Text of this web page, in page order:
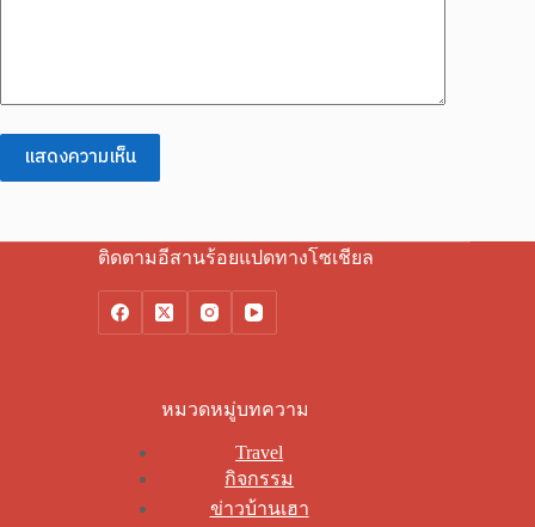
แสดงความเห็น
ติดตามอีสานร้อยแปดทางโซเชียล
หมวดหมู่บทความ
Travel
กิจกรรม
ข่าวบ้านเฮา